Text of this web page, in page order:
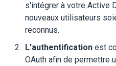
s'intégrer à votre Active
nouveaux utilisateurs
reconnus.
L'authentificationest
OAuth afin de permettre